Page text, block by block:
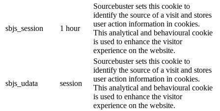
sbjs_session 1 hour
Sourcebuster sets this cookie to
identify the source of a visit and stores
user action information in cookies.
This analytical and behavioural cookie
is used to enhance the visitor
experience on the website.
sbjs_udata session
Sourcebuster sets this cookie to
identify the source of a visit and stores
user action information in cookies.
This analytical and behavioural cookie
is used to enhance the visitor
experience on the website.